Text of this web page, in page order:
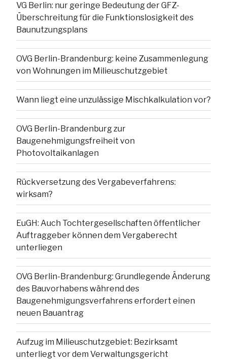
VG Berlin: nur geringe Bedeutung der GFZ-
Überschreitung für die Funktionslosigkeit des
Baunutzungsplans
OVG Berlin-Brandenburg: keine Zusammenlegung
von Wohnungen im Milieuschutzgebiet
Wann liegt eine unzulässige Mischkalkulation vor?
OVG Berlin-Brandenburg zur
Baugenehmigungsfreiheit von
Photovoltaikanlagen
Rückversetzung des Vergabeverfahrens:
wirksam?
EuGH: Auch Tochtergesellschaften öffentlicher
Auftraggeber können dem Vergaberecht
unterliegen
OVG Berlin-Brandenburg: Grundlegende Änderung
des Bauvorhabens während des
Baugenehmigungsverfahrens erfordert einen
neuen Bauantrag
Aufzug im Milieuschutzgebiet: Bezirksamt
unterliegt vor dem Verwaltungsgericht